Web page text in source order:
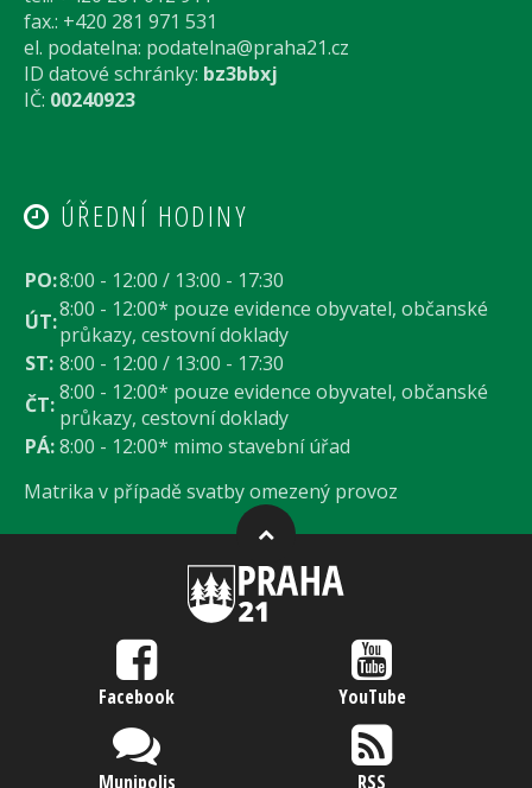
fax.: +420 281 971 531
el. podatelna: podatelna@praha21.cz
ID datové schránky: bz3bbxj
IČ: 00240923
ÚŘEDNÍ HODINY
PO:8:00 - 12:00 / 13:00 - 17:30
ÚT:8:00 - 12:00* pouze evidence obyvatel, občanské
průkazy, cestovní doklady
ST: 8:00 - 12:00 / 13:00 - 17:30
ČT:8:00 - 12:00* pouze evidence obyvatel, občanské
průkazy, cestovní doklady
PÁ:8:00 - 12:00* mimo stavební úřad
Matrika v případě svatby omezený provoz
Facebook YouTube
Munipolis RSS